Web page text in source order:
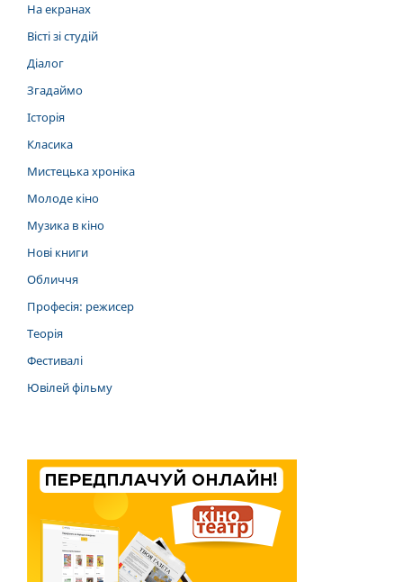
На екранах
Вісті зі студій
Діалог
Згадаймо
Історія
Класика
Мистецька хроніка
Молоде кіно
Музика в кіно
Нові книги
Обличчя
Професія: режисер
Теорія
Фестивалі
Ювілей фільму